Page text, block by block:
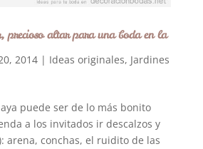
precioso altar para una boda en la
2014| Ideas originales, Jardines
puede ser de lo más bonito
a los invitados ir descalzos y
arena, conchas, el ruidito de las